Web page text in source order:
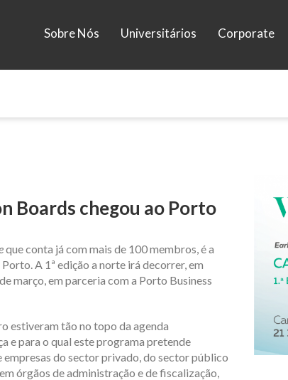
Sobre Nós Universitários Corporate
Boards chegou ao Porto
que conta já com mais de 100 membros, é a
A 1ª edição a norte irá decorrer, em
março, em parceria com a Porto Business
estiveram tão no topo da agenda
e para o qual este programa pretende
do sector privado, do sector público
órgãos de administração e de fiscalização,